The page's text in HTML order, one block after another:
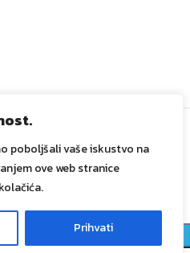
poboljšali vaše iskustvo na
ove web stranice
Prihvati
IDA D.O.O. Vitez
20
NA